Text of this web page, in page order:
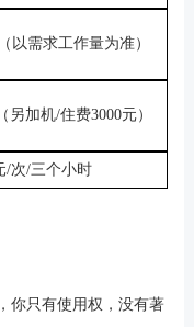
以需求工作量为准）
另加机/住费3000元）
/次/三个小时
你只有使用权，没有著